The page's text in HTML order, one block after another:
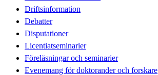
Driftsinformation
Debatter
Disputationer
Licentiatseminarier
Föreläsningar och seminarier
Evenemang för doktorander och forskare